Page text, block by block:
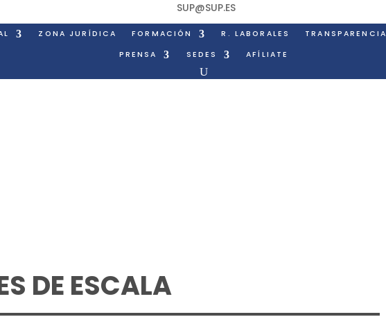
SUP@SUP.ES
ZONA JURÍDICA FORMACIÓN R. LABORALES TRANSPARENCIA
PRENSA
SEDES AFÍLIATE
DE ESCALA